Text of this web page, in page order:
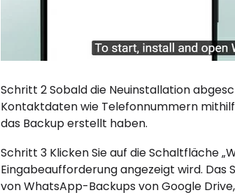
Schritt 2 Sobald die Neuinstallation
Kontaktdaten wie Telefonnummern
das Backup erstellt haben.
Schritt 3 Klicken Sie auf die Schaltfläche
Eingabeaufforderung angezeigt wird.
von WhatsApp-Backups von Google